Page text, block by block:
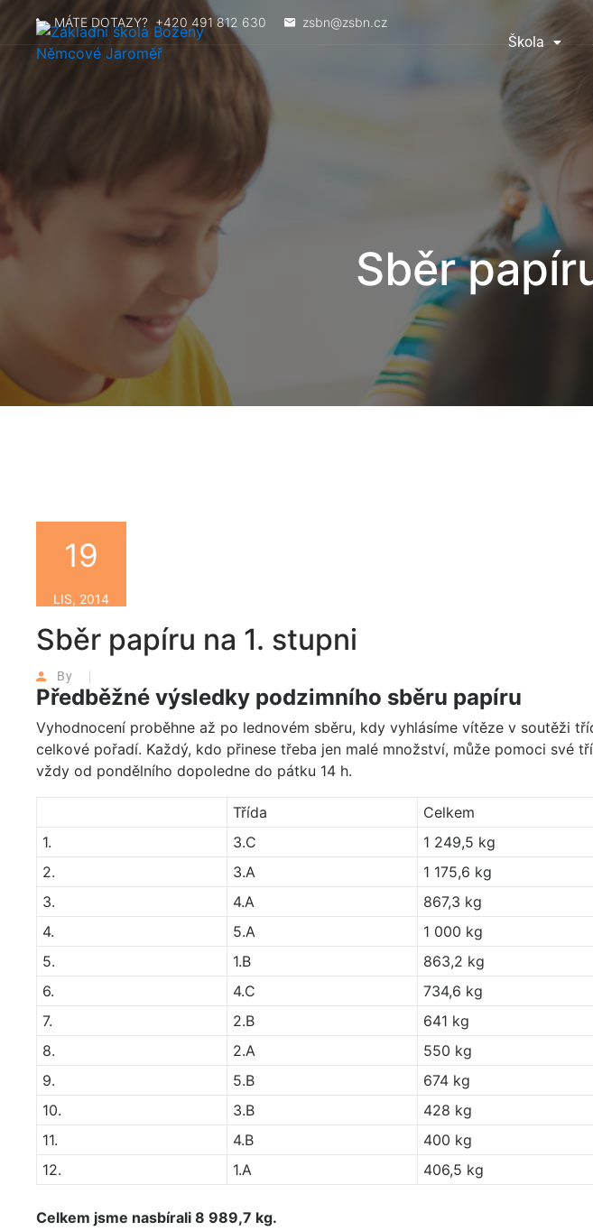
MÁTE DOTAZY? +420 491 812 630 zsbn@zsbn.cz
Škola
Sběr
Sběr papíru na 1. stupni
By
19
LIS, 2014
Předběžné výsledky podzimního sběru papíru
Vyhodnocení proběhne až po lednovém sběru, kdy vyhlásíme vítěze v soutěži
celkové pořadí. Každý, kdo přinese třeba jen malé množství, může pomoci své
vždy od pondělního dopoledne do pátku 14 h.
Třída Celkem
1.
3.C 1 249,5 kg
2.
3.A 1 175,6 kg
3.
4.A 867,3 kg
4.
5.A 1 000 kg
5.
1.B 863,2 kg
6.
4.C 734,6 kg
7.
2.B 641 kg
8.
2.A 550 kg
9.
5.B 674 kg
10.
3.B 428 kg
11.
4.B 400 kg
12.
1.A 406,5 kg
Celkem jsme nasbírali 8 989,7 kg.